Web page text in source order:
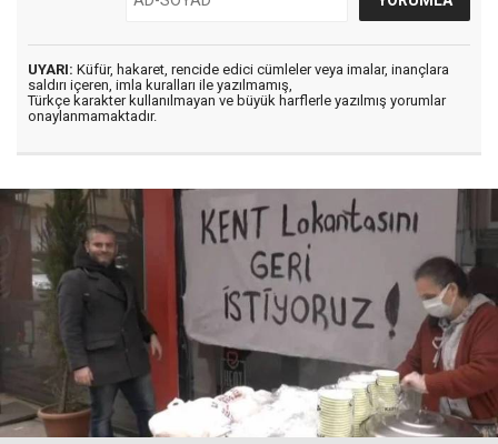
UYARI: Küfür, hakaret, rencide edici cümleler veya imalar, inançlara
saldırı içeren, imla kuralları ile yazılmamış,
Türkçe karakter kullanılmayan ve büyük harflerle yazılmış yorumlar
onaylanmamaktadır.